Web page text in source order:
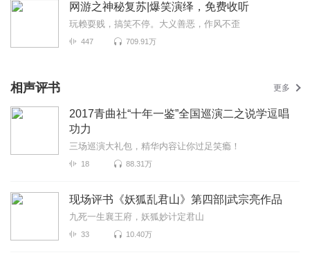
网游之神秘复苏|爆笑演绎，免费收听
玩赖耍贱，搞笑不停。大义善恶，作风不歪
447 709.91万
相声评书 更多
2017青曲社“十年一鉴”全国巡演二之说学逗唱
功力
三场巡演大礼包，精华内容让你过足笑瘾！
18 88.31万
现场评书《妖狐乱君山》第四部|武宗亮作品
九死一生襄王府，妖狐妙计定君山
33 10.40万